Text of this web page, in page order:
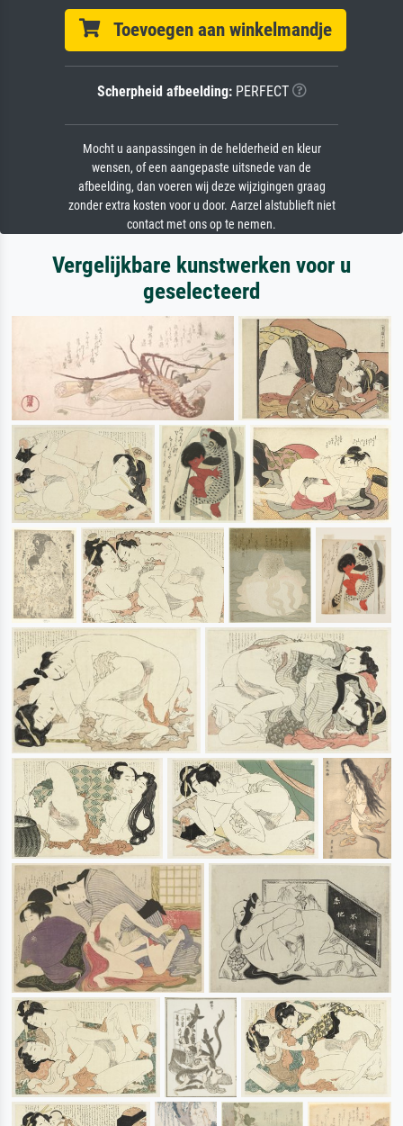
Toevoegen aan winkelmandje
Scherpheid afbeelding:PERFECT
Mocht u aanpassingen in de helderheid en kleur
wensen, of een aangepaste uitsnede van de
afbeelding, dan voeren wij deze wijzigingen graag
zonder extra kosten voor u door. Aarzel alstublieft niet
contact met ons op te nemen.
Vergelijkbare kunstwerken voor u
geselecteerd